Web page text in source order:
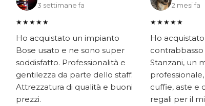
3 settimane fa
★★★★★
Ho acquistato un impianto
Bose usato e ne sono super
soddisfatto. Professionalità e
gentilezza da parte dello staff.
Attrezzatura di qualità e buoni
prezzi.
2 mesi fa
★★★★★
Ho
Stanzani, un
cuffie, aste e
regali per il